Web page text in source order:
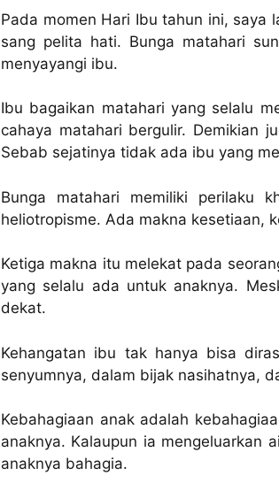
Pada momen Hari Ibu tahun ini, saya
sang pelita hati. Bunga matahari
menyayangi ibu.
Ibu bagaikan matahari yang selalu
cahaya matahari bergulir. Demikian
Sebab sejatinya tidak ada ibu yang
Bunga matahari memiliki perilaku
heliotropisme. Ada makna kesetiaan,
Ketiga makna itu melekat pada
yang selalu ada untuk anaknya.
dekat.
Kehangatan ibu tak hanya bisa
senyumnya, dalam bijak nasihatnya,
Kebahagiaan anak adalah
anaknya. Kalaupun ia mengeluarkan
anaknya bahagia.